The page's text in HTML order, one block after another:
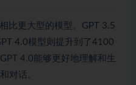
比更大型的模型。GPT 3.5
4.0模型则提升到了4100
4.0能够更好地理解和生
对话。